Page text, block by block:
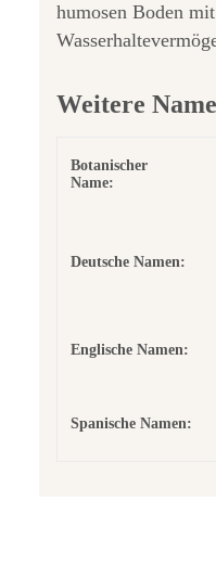
humosen Boden
Weitere
Botanischer
Name:
Deutsche Namen:
Englische Namen:
Spanische Namen: